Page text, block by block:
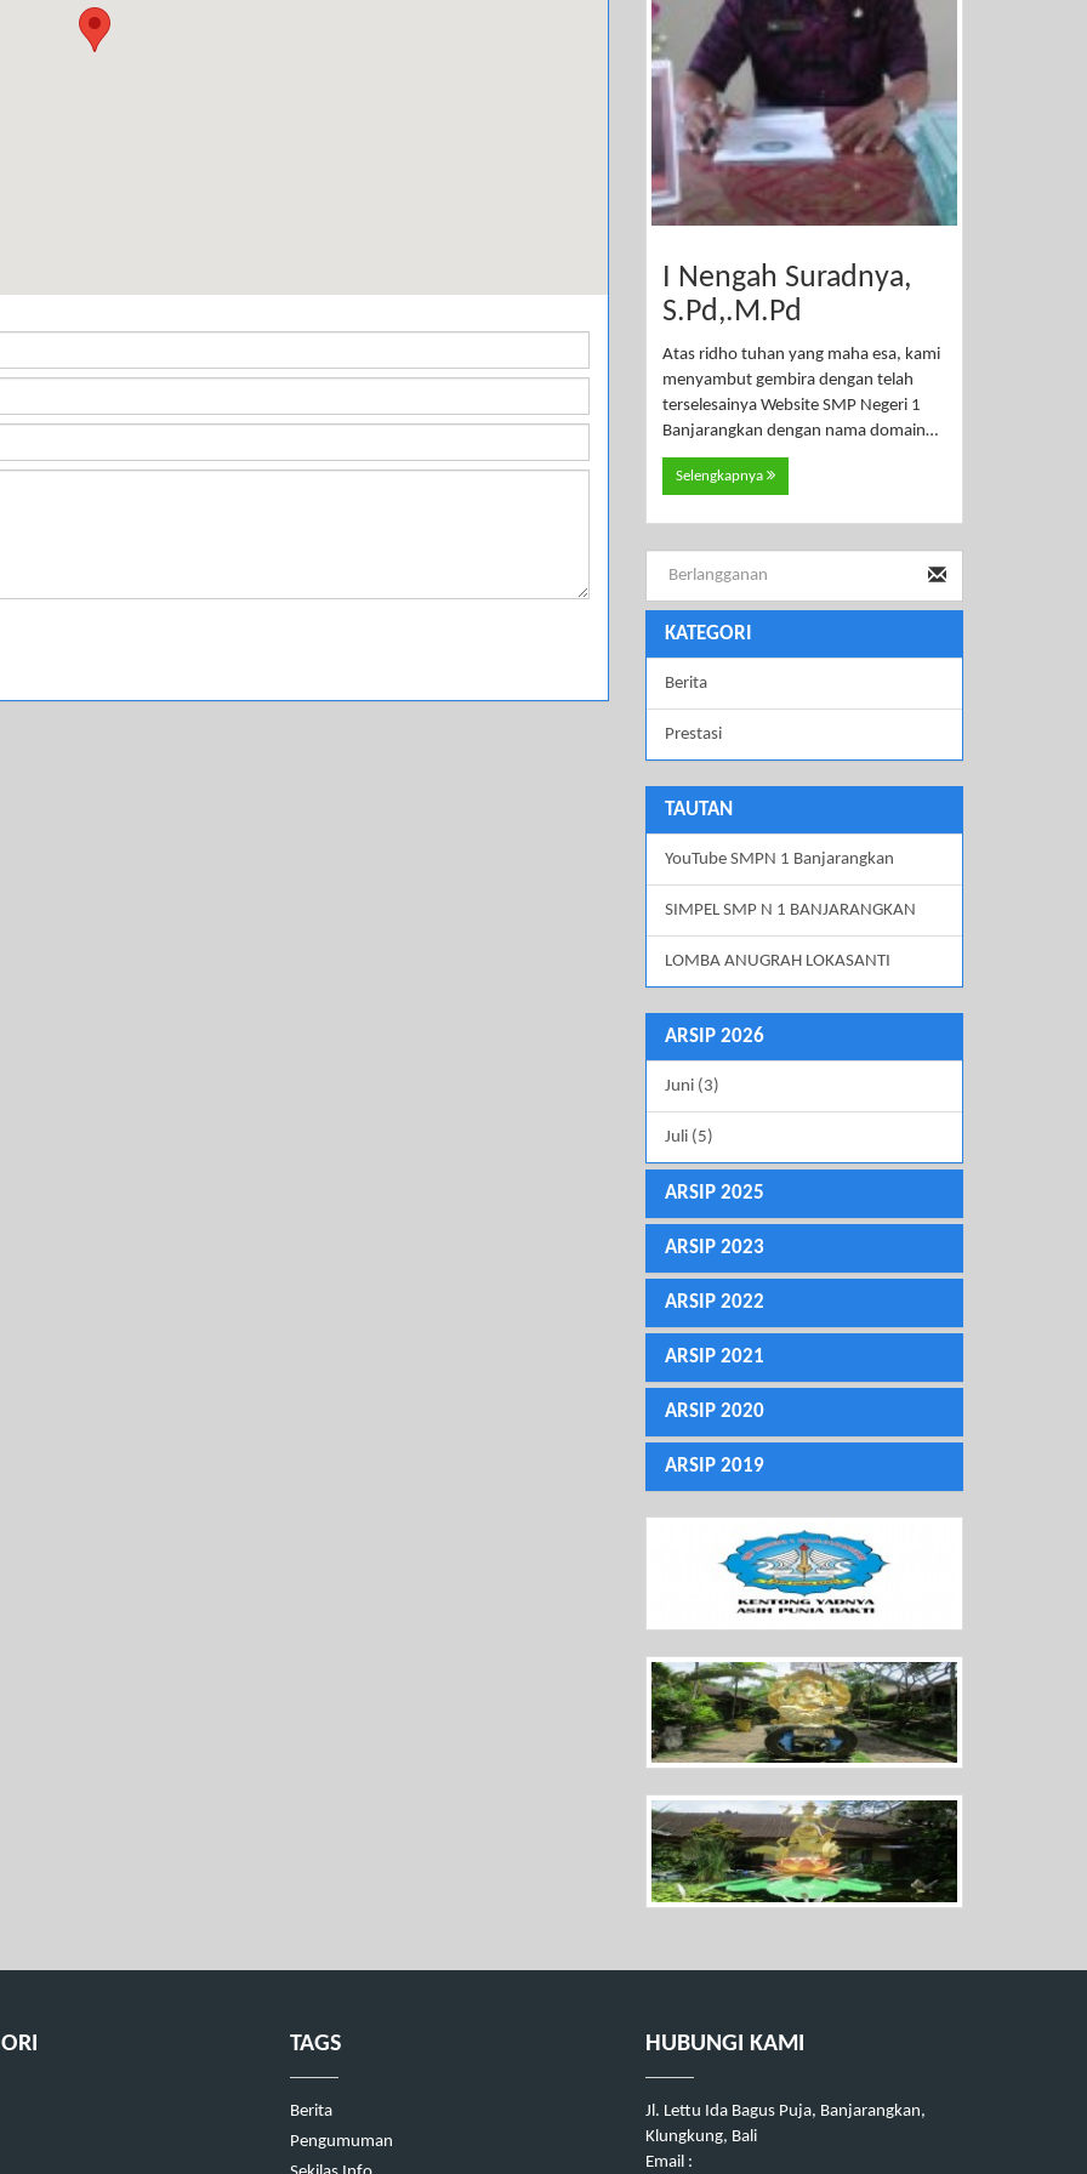
I Nengah Suradnya,
S.Pd,.M.Pd
Atas ridho tuhan yang maha esa, kami
menyambut gembira dengan telah
terselesainya Website SMP Negeri 1
Banjarangkan dengan nama domain…
Selengkapnya
KATEGORI
Berita
Prestasi
TAUTAN
YouTube SMPN 1 Banjarangkan
SIMPEL SMP N 1 BANJARANGKAN
LOMBA ANUGRAH LOKASANTI
ARSIP 2026
Juni (3)
Juli (5)
ARSIP 2025
ARSIP 2023
ARSIP 2022
ARSIP 2021
ARSIP 2020
ARSIP 2019
TAGS
Berita
Pengumuman
HUBUNGI KAMI
Jl. Lettu Ida Bagus Puja, Banjarangkan,
Klungkung, Bali
Email :